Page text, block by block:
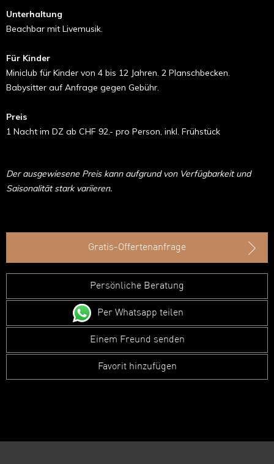
Unterhaltung
Beachbar mit Livemusik.
Für Kinder
Miniclub für Kinder von 4 bis 12 Jahren. 2 Planschbecken.
Babysitter auf Anfrage gegen Gebühr.
Preis
1 Nacht im DZ ab CHF 92.- pro Person, inkl. Frühstück
Der ausgewiesene Preis kann aufgrund von Verfügbarkeit und
Saisonalität stark variieren.
Gratis-Offertenanfrage
Persönliche Beratung
Per Whatsapp teilen
Einem Freund senden
Favorit hinzufügen